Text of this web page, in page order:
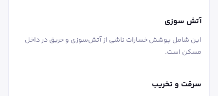
آتش ‌سوزی
این شامل پوشش خسارات ناشی از آتش‌سوزی و حریق در داخل
مسکن است.
سرقت و تخریب